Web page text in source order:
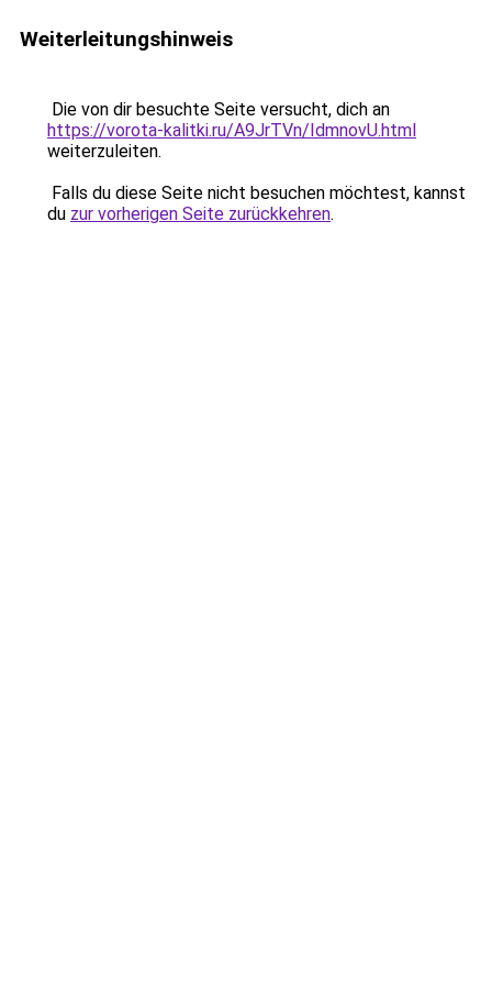
Weiterleitungshinweis
Die von dir besuchte Seite versucht, dich an
https://vorota-kalitki.ru/A9JrTVn/IdmnovU.html
weiterzuleiten.
Falls du diese Seite nicht besuchen möchtest, kannst
du zur vorherigen Seite zurückkehren.